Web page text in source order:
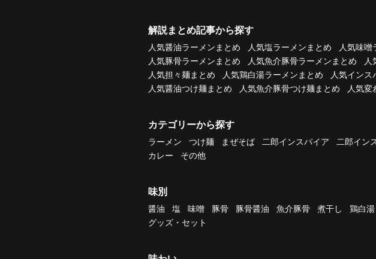
解説まとめ記事から探す
人気醤油ラーメンまとめ 人気塩ラーメンまとめ
人気味噌
人気豚骨ラーメンまとめ
人気魚介豚骨ラーメンまとめ
人
人気担々麺まとめ
人気鶏白湯ラーメンまとめ
人気インス
人気醤油つけ麺まとめ
人気魚介豚骨つけ麺まとめ 人気変
カテゴリーから探す
ラーメン つけ麺 まぜそば 二郎インスパイア 二郎イン
カレー
その他
味別
醤油 塩 味噌 豚骨 豚骨醤油 魚介豚骨 煮干し 鶏白湯
グッズ・セット